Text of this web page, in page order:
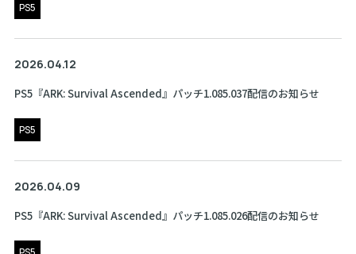
PS5
2026.04.12
PS5『ARK: Survival Ascended』パッチ1.085.037配信のお知らせ
PS5
2026.04.09
PS5『ARK: Survival Ascended』パッチ1.085.026配信のお知らせ